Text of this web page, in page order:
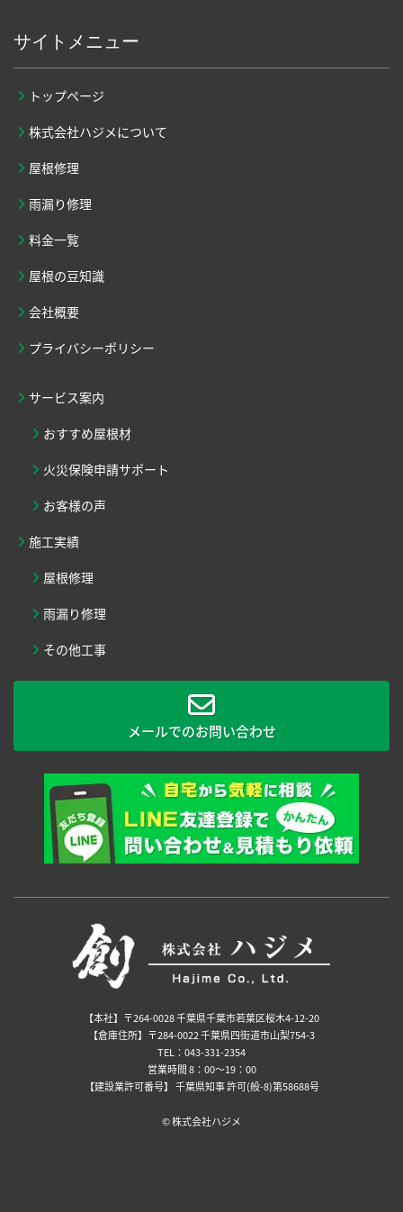
サイトメニュー
トップページ
株式会社ハジメについて
屋根修理
雨漏り修理
料金一覧
屋根の豆知識
会社概要
プライバシーポリシー
サービス案内
おすすめ屋根材
火災保険申請サポート
お客様の声
施工実績
屋根修理
雨漏り修理
その他工事
メールでのお問い合わせ
【本社】〒264-0028 千葉県千葉市若葉区桜木4-12-20
【倉庫住所】〒284-0022 千葉県四街道市山梨754-3
TEL：043-331-2354
営業時間 8：00～19：00
【建設業許可番号】 千葉県知事 許可(般-8)第58688号
©️ 株式会社ハジメ